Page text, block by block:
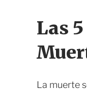
Las
La muerte